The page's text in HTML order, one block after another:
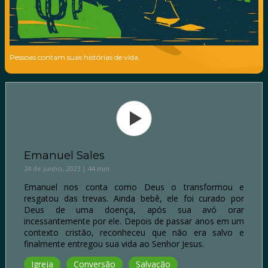
Pessoas contam suas histórias de vida.
Emanuel Sales
24 de junho, 2023 | 44 min
Emanuel nos conta como Deus o transformou e
resgatou das trevas. Ainda bebê, ele foi curado por
Deus de uma doença, após sua avó orar
incessantemente por ele. Depois de passar anos em um
contexto cristão, reconheceu que não era salvo e
finalmente entregou sua vida ao Senhor Jesus.
Igreja
Conversão Salvação